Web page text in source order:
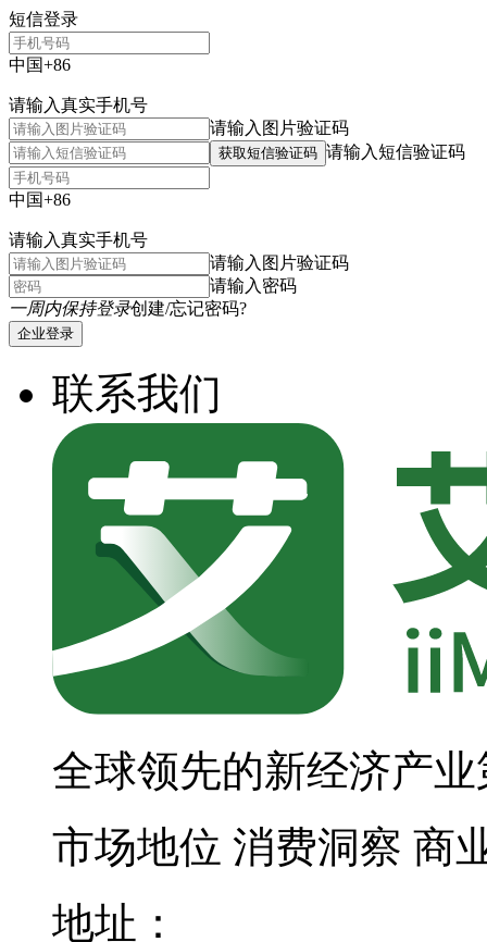
短信登录
中国+86
请输入真实手机号
请输入图片验证码
获取短信验证码 请输入短信验证码
中国+86
请输入真实手机号
请输入图片验证码
请输入密码
一周内保持登录创建/忘记密码?
企业登录
联系我们
全球领先的新经济产
市场地位 消费洞察 商
地址：